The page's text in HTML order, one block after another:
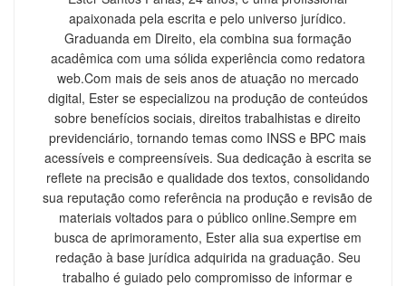
apaixonada pela escrita e pelo universo jurídico.
Graduanda em Direito, ela combina sua formação
acadêmica com uma sólida experiência como redatora
web.Com mais de seis anos de atuação no mercado
digital, Ester se especializou na produção de conteúdos
sobre benefícios sociais, direitos trabalhistas e direito
previdenciário, tornando temas como INSS e BPC mais
acessíveis e compreensíveis. Sua dedicação à escrita se
reflete na precisão e qualidade dos textos, consolidando
sua reputação como referência na produção e revisão de
materiais voltados para o público online.Sempre em
busca de aprimoramento, Ester alia sua expertise em
redação à base jurídica adquirida na graduação. Seu
trabalho é guiado pelo compromisso de informar e